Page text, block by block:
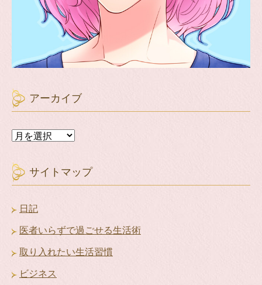
アーカイブ
ア
イ
ブ
サイトマップ
日記
医者いらずで過ごせる生活術
取り入れたい生活習慣
ビジネス